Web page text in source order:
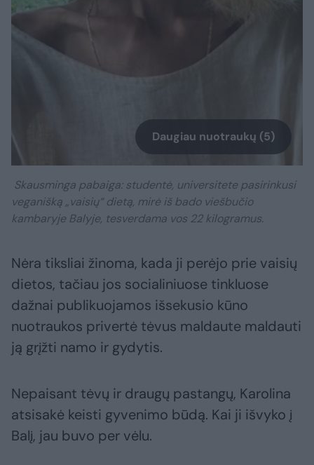
Daugiau nuotraukų (5)
Skausminga pabaiga: studentė, universitete pasirinkusi
veganišką „vaisių“ dietą, mirė iš bado viešbučio
kambaryje Balyje, tesverdama vos 22 kilogramus.
Nėra tiksliai žinoma, kada ji perėjo prie vaisių
dietos, tačiau jos socialiniuose tinkluose
dažnai publikuojamos išsekusio kūno
nuotraukos privertė tėvus maldaute maldauti
ją grįžti namo ir gydytis.
Nepaisant tėvų ir draugų pastangų, Karolina
atsisakė keisti gyvenimo būdą. Kai ji išvyko į
Balį, jau buvo per vėlu.